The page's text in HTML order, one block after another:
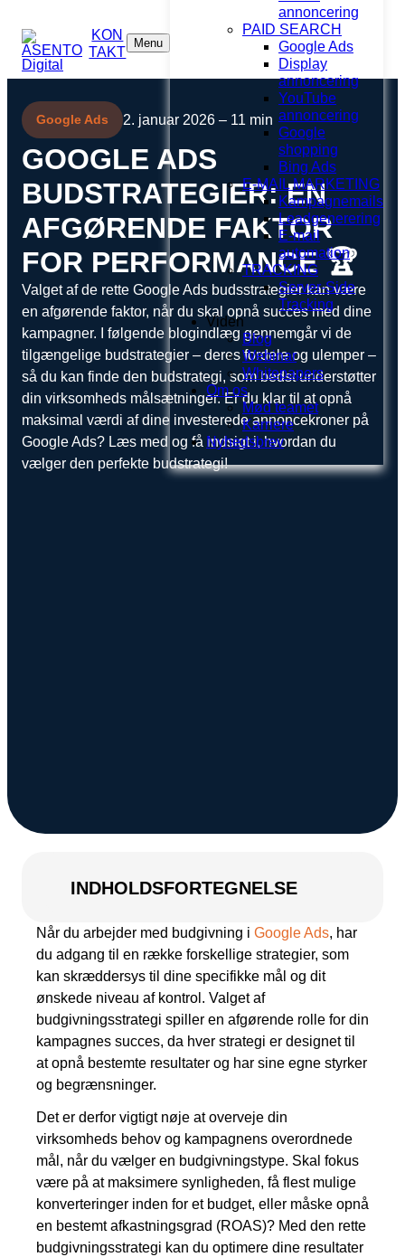
KON
TAKT
Menu
annoncering
PAID SEARCH
Google Ads
Display
annoncering
YouTube
annoncering
Google
shopping
Bing Ads
E-MAIL MARKETING
Kampagnemails
Leadgenerering
E-mail
automation
TRACKING
Server-Side
Tracking
Viden
Blog
Webinar
Whitepapers
Om os
Mød teamet
Karriere
Nyhedsbrev
Google Ads 2. januar 2026 – 11 min
GOOGLE ADS
BUDSTRATEGIER: EN
AFGØRENDE FAKTOR
FOR PERFORMANCE 🏆
Valget af de rette Google Ads budsstrategier kan være
en afgørende faktor, når du skal opnå succes med dine
kampagner. I følgende blogindlæg gennemgår vi de
tilgængelige budstrategier – deres fordele og ulemper –
så du kan finde den budstrategi, som bedst understøtter
din virksomheds målsætninger. Er du klar til at opnå
maksimal værdi af dine investerede annoncekroner på
Google Ads? Læs med og få indsigt i, hvordan du
vælger den perfekte budstrategi!
INDHOLDSFORTEGNELSE
Når du arbejder med budgivning i Google Ads, har
du adgang til en række forskellige strategier, som
kan skræddersys til dine specifikke mål og dit
ønskede niveau af kontrol. Valget af
budgivningsstrategi spiller en afgørende rolle for din
kampagnes succes, da hver strategi er designet til
at opnå bestemte resultater og har sine egne styrker
og begrænsninger.
Det er derfor vigtigt nøje at overveje din
virksomheds behov og kampagnens overordnede
mål, når du vælger en budgivningstype. Skal fokus
være på at maksimere synligheden, få flest mulige
konverteringer inden for et budget, eller måske opnå
en bestemt afkastningsgrad (ROAS)? Med den rette
budgivningsstrategi kan du optimere dine resultater